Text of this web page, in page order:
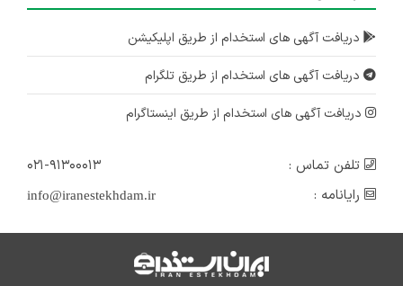
دریافت آگهی های استخدام از طریق اپلیکیشن
دریافت آگهی های استخدام از طریق تلگرام
دریافت آگهی های استخدام از طریق اینستاگرام
تلفن تماس :
۰۲۱-۹۱۳۰۰۰۱۳
رایانامه :
info@iranestekhdam.ir